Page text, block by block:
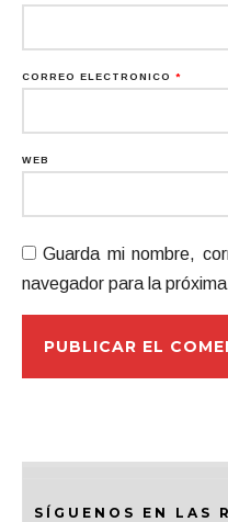
CORREO ELECTRÓNICO *
WEB
Guarda mi nombre,
navegador para la
SÍGUENOS EN LAS